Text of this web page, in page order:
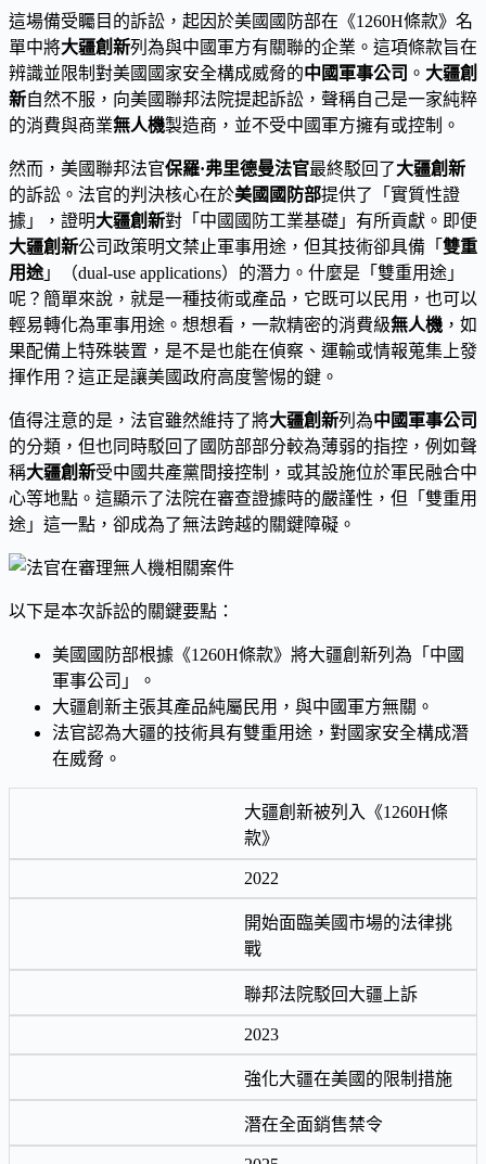
這場備受矚目的訴訟，起因於美國國防部在《1260H條款》名
單中將大疆創新列為與中國軍方有關聯的企業。這項條款旨在
辨識並限制對美國國家安全構成威脅的中國軍事公司 。 大疆創
新自然不服，向美國聯邦法院提起訴訟，聲稱自己是一家純粹
的消費與商業無人機製造商，並不受中國軍方擁有或控制。
然而，美國聯邦法官保羅·弗里德曼法官最終駁回了大疆創新
的訴訟。法官的判決核心在於美國國防部提供了「實質性證
據」，證明大疆創新對「中國國防工業基礎」有所貢獻。即便
大疆創新公司政策明文禁止軍事用途，但其技術卻具備「 雙重
用途 」（dual-use applications）的潛力。什麼是「雙重用途」
呢？簡單來說，就是一種技術或產品，它既可以民用，也可以
輕易轉化為軍事用途。想想看，一款精密的消費級無人機 ，如
果配備上特殊裝置，是不是也能在偵察、運輸或情報蒐集上發
揮作用？這正是讓美國政府高度警惕的鍵。
值得注意的是，法官雖然維持了將大疆創新列為中國軍事公司
的分類，但也同時駁回了國防部部分較為薄弱的指控，例如聲
稱大疆創新受中國共產黨間接控制，或其設施位於軍民融合中
心等地點。這顯示了法院在審查證據時的嚴謹性，但「雙重用
途」這一點，卻成為了無法跨越的關鍵障礙。
以下是本次訴訟的關鍵要點：
美國國防部根據《1260H條款》將大疆創新列為「中國
軍事公司」。
大疆創新主張其產品純屬民用，與中國軍方無關。
法官認為大疆的技術具有雙重用途，對國家安全構成潛
在威脅。
大疆創新被列入《1260H條
款》
2022
開始面臨美國市場的法律挑
戰
聯邦法院駁回大疆上訴
2023
強化大疆在美國的限制措施
潛在全面銷售禁令